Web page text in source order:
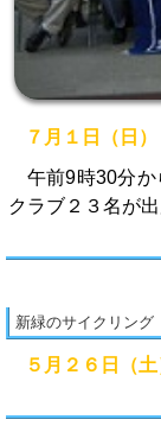
７月１日（日）
午前9時30分か
クラブ２３名が
新緑のサイクリング
５月２６日（